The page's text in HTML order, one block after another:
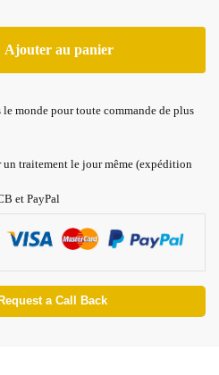
Ajouter au panier
monde pour toute commande de plus
traitement le jour même (expédition
et PayPal
a Call Back